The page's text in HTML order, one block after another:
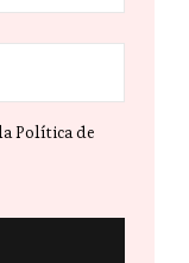
Política de